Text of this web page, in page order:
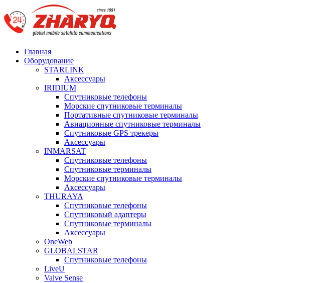
Главная
Оборудование
STARLINK
Аксессуары
IRIDIUM
Спутниковые телефоны
Морские спутниковые терминалы
Портативные спутниковые терминалы
Авиационные спутниковые терминалы
Спутниковые GPS трекеры
Аксессуары
INMARSAT
Спутниковые телефоны
Спутниковые терминалы
Морские спутниковые терминалы
Аксессуары
THURAYA
Спутниковые телефоны
Спутниковый адаптеры
Спутниковые терминалы
Аксессуары
OneWeb
GLOBALSTAR
Спутниковые телефоны
LiveU
Valve Sense